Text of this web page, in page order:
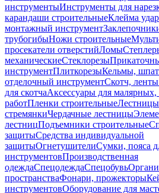
инструментыИнструменты для
карандаши строительныеКлейма
монтажный инструмент
трубогибыНожи строительные
просекатели отверстийЛомы
механическиеСтеклорезы
инструментПлиткорезыКельмы,
отделочный инструментСкотч,
для скотчаАксессуары для
работПленки строительные
стремянкиЧердачные лестницы
лестницПодъемники строительные
защитыСредства индивидуальной
защитыОгнетушителиСумки, пояса
инструментовПроизводственная
одеждаСпецодеждаСпецобувь
пространстваФонари, прожекторы
инструментовОборудование для